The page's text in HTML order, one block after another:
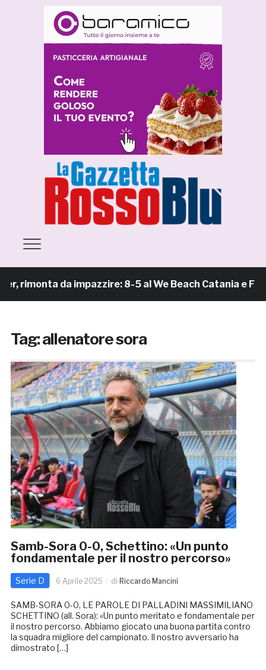
rimonta da impazzire: 8-5 al We Beach Catania e
Tag:allenatore sora
Samb-Sora 0-0, Schettino: «Un punto
fondamentale per il nostro percorso»
Serie D 6 Aprile 2025 di Riccardo Mancini
SAMB-SORA 0-0, LE PAROLE DI PALLADINI MASSIMILIANO
SCHETTINO (all. Sora): «Un punto meritato e fondamentale per
il nostro percorso. Abbiamo giocato una buona partita contro
la squadra migliore del campionato. Il nostro avversario ha
dimostrato […]